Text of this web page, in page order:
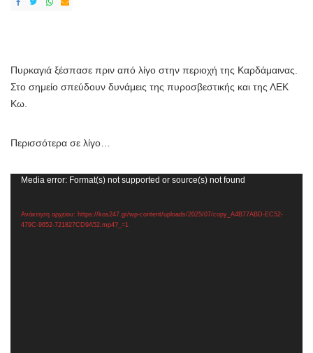
Πυρκαγιά ξέσπασε πριν από λίγο στην περιοχή της Καρδάμαινας.
Στο σημείο σπεύδουν δυνάμεις της πυροσβεστικής και της ΛΕΚ
Κω.
Περισσότερα σε λίγο…
Πρόγραμμα
Βίντεο
Media error: Format(s) not supported or source(s) not found
Ανάκτηση αρχείου: https://kos247.gr/wp-content/uploads/2025/07/copy_A4B77ABD-EC52-
479C-9652-721827CD9A52.mp4?_=1